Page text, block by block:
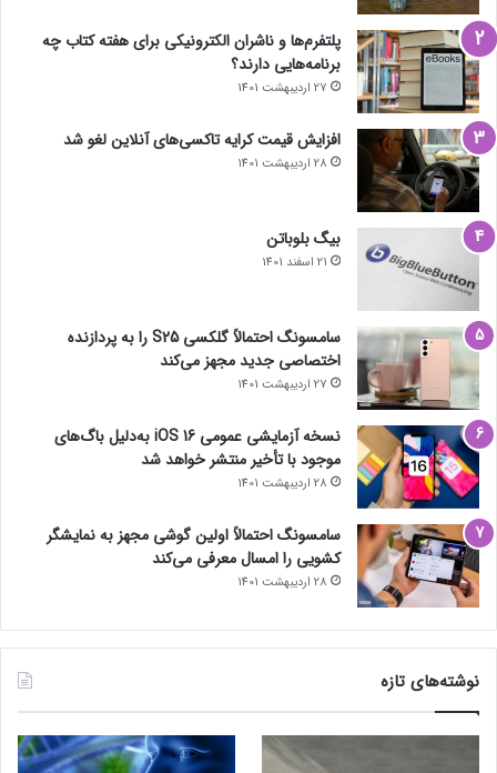
پلتفرم‌ها و ناشران الکترونیکی برای هفته کتاب چه
برنامه‌هایی دارند؟
27 اردیبهشت 1401
افزایش قیمت کرایه تاکسی‌های آنلاین لغو شد
28 اردیبهشت 1401
بیگ بلوباتن
21 اسفند 1401
سامسونگ احتمالاً گلکسی S25 را به پردازنده
اختصاصی جدید مجهز می‌کند
27 اردیبهشت 1401
نسخه آزمایشی عمومی iOS 16 به‌دلیل باگ‌های
موجود با تأخیر منتشر خواهد شد
28 اردیبهشت 1401
سامسونگ احتمالاً اولین گوشی مجهز به نمایشگر
کشویی را امسال معرفی می‌کند
28 اردیبهشت 1401
نوشته‌های تازه